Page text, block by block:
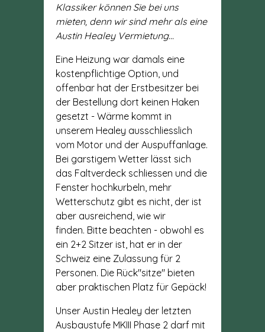
Klassiker können Sie bei uns
mieten, denn wir sind mehr als eine
Austin Healey Vermietung...
Eine Heizung war damals eine
kostenpflichtige Option, und
offenbar hat der Erstbesitzer bei
der Bestellung dort keinen Haken
gesetzt - Wärme kommt in
unserem Healey ausschliesslich
vom Motor und der Auspuffanlage.
Bei garstigem Wetter lässt sich
das Faltverdeck schliessen und die
Fenster hochkurbeln, mehr
Wetterschutz gibt es nicht, der ist
aber ausreichend, wie wir
finden. Bitte beachten - obwohl es
ein 2+2 Sitzer ist, hat er in der
Schweiz eine Zulassung für 2
Personen. Die Rück"sitze" bieten
aber praktischen Platz für Gepäck!
Unser Austin Healey der letzten
Ausbaustufe MKIII Phase 2 darf mit